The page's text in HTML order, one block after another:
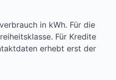
in kWh. Für die
Für Kredite
erhebt erst der